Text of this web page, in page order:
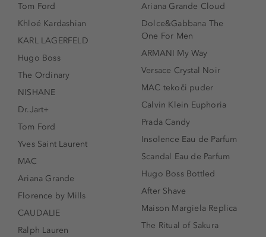
Tom Ford
Khloé Kardashian
KARL LAGERFELD
Hugo Boss
The Ordinary
NISHANE
Dr.Jart+
Tom Ford
Yves Saint Laurent
MAC
Ariana Grande
Florence by Mills
CAUDALIE
Ralph Lauren
Ariana Grande Cloud
Dolce&Gabbana The
One For Men
ARMANI My Way
Versace Crystal Noir
MAC tekoči puder
Calvin Klein Euphoria
Prada Candy
Insolence Eau de Parfum
Scandal Eau de Parfum
Hugo Boss Bottled
After Shave
Maison Margiela Replica
The Ritual of Sakura